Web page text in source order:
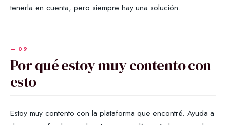
tenerla en cuenta, pero siempre hay una solución.
Por qué estoy muy contento con
esto
Estoy muy contento con la plataforma que encontré. Ayuda a